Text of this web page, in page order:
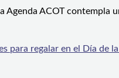
Agenda ACOT